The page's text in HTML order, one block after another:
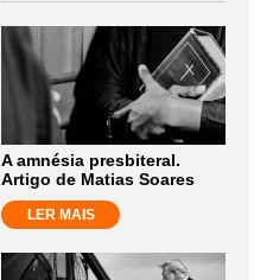
A amnésia presbiteral.
Artigo de Matias Soares
LER MAIS